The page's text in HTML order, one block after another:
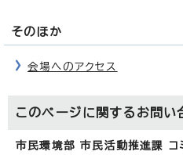
そのほか
会場へのアクセス
このページに関する お問い
市民環境部 市民活動推進課 コ